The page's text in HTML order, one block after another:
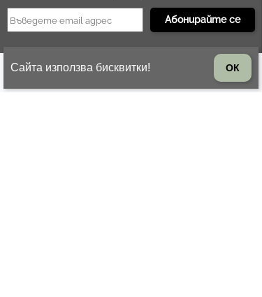
Сайта използва бисквитки! ОК